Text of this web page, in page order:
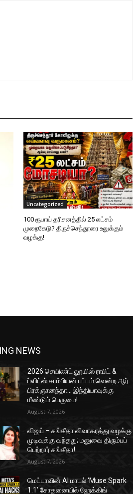
Uncategorized
100 ரூபாய் தரிசனத்தில் 25 லட்சம்
முறைகேடு? திருச்செந்தூரை உலுக்கும்
வழக்கு!
NEWS
2026 செயிண்ட் லூயிஸ் ராபிட் &
ப்ளிட்ஸ் சாம்பியன் பட்டம் வென்ற ஆர்.
பிரக்ஞானந்தா… இந்தியாவுக்கு
மீண்டும் பெருமை!
August 7, 2026
விஜய் – சங்கீதா விவாகரத்து வழக்கு
முடிவுக்கு வந்தது; மனுவை திரும்பப்
பெற்றார் சங்கீதா!
August 7, 2026
மெட்டாவின் AI மாடல் ‘Muse Spark
1.1’ சோதனையில் ஹேக்கிங்